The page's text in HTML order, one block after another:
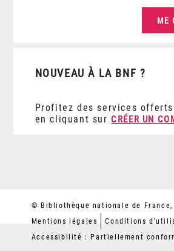
NOUVEAU À LA BNF ?
Profitez des services
en cliquant sur CRÉER UN
© Bibliothèque nationale de France,
Mentions légales
Conditions
Accessibilité : Partiellement